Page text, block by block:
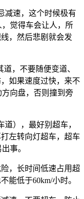
减速，这个时候极有
觉得车会让人，所
，然后悲剧就会发
，不要随便变道、
如果速度过快，来不
向盘，否则撞到旁
），最好别超车，
左转向灯超车，超车
事。
，长时间低速占用超
能低于60km/小时。